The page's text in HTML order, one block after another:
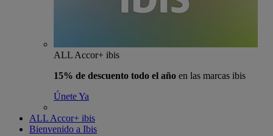
ALL Accor+ ibis
15% de descuento todo el año en las marcas ibis
Únete Ya
ALL Accor+ ibis
Bienvenido a Ibis